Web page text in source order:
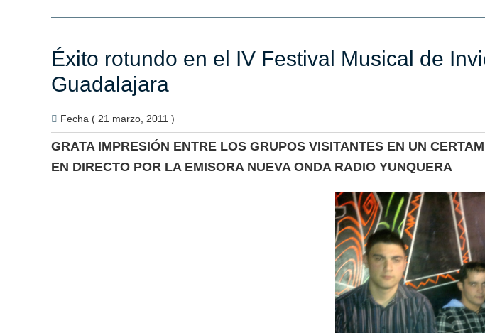
Éxito rotundo en el IV Festival Musical de
Guadalajara
Fecha ( 21 marzo, 2011 )
GRATA IMPRESIÓN ENTRE LOS GRUPOS VISITANTES EN UN
EN DIRECTO POR LA EMISORA NUEVA ONDA RADIO YUNQUERA